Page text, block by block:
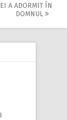
A ADORMIT ÎN
DOMNUL